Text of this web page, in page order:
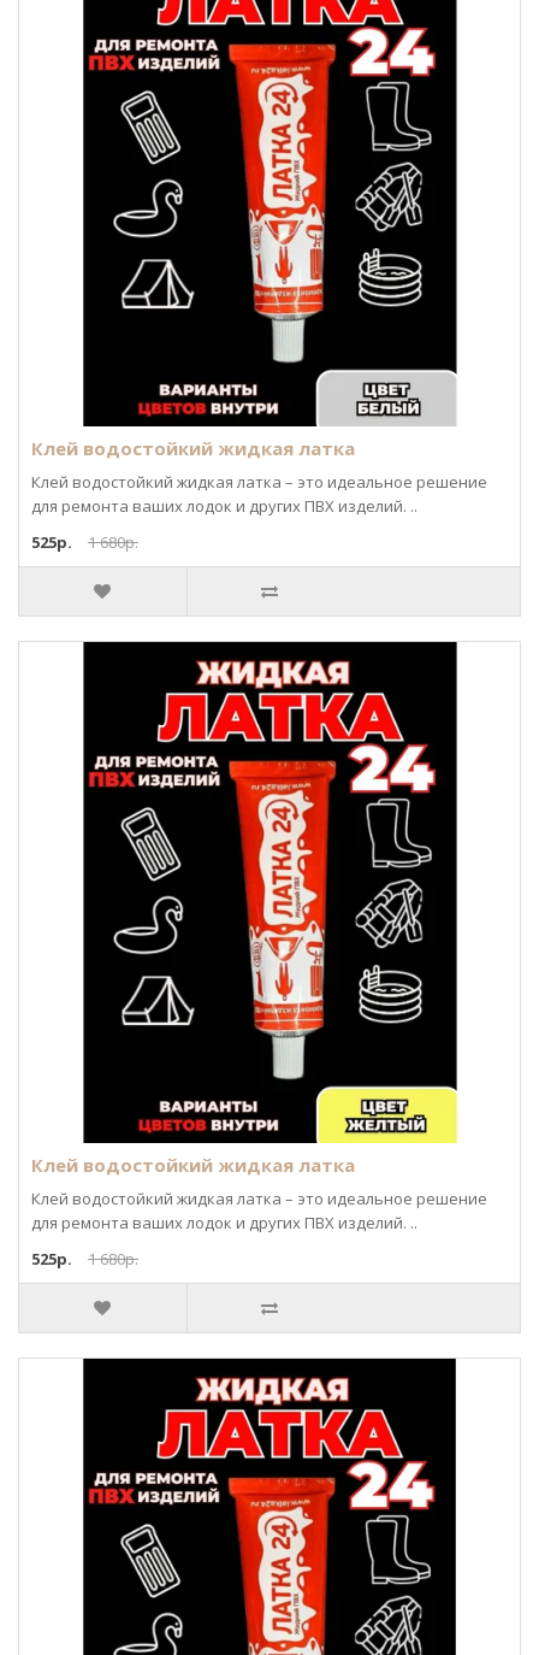
Клей водостойкий жидкая латка
Клей водостойкий жидкая латка – это идеальное решение
для ремонта ваших лодок и других ПВХ изделий. ..
525р.
1 680р.
Клей водостойкий жидкая латка
Клей водостойкий жидкая латка – это идеальное решение
для ремонта ваших лодок и других ПВХ изделий. ..
525р.
1 680р.